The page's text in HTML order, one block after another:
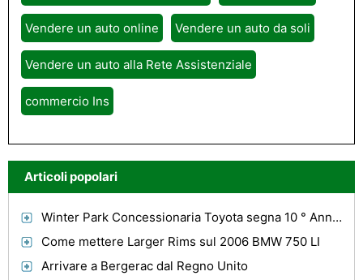
Vendere un auto online Vendere un auto da soli
Vendere un auto alla Rete Assistenziale
commercio Ins
Articoli popolari
Winter Park Concessionaria Toyota segna 10 ° Anno di Toyota Presentando Environmental Media Awards
Come mettere Larger Rims sul 2006 BMW 750 LI
Arrivare a Bergerac dal Regno Unito